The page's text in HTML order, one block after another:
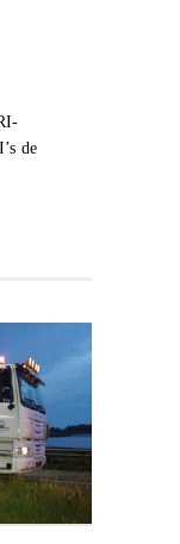
de